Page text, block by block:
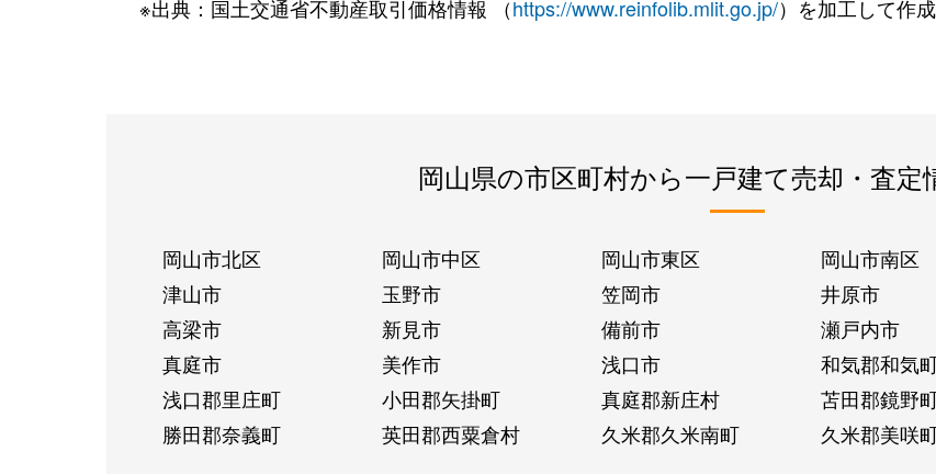
※出典：国土交通省不動産取引価格情報 （https://www.reinfolib.mlit.go.jp/）を加工して作成
岡山県の市区町村から一戸建て売却・査定
岡山市北区 岡山市中区 岡山市東区 岡山市南区
津山市
玉野市 笠岡市 井原市
高梁市
新見市 備前市 瀬戸内市
真庭市
美作市 浅口市 和気郡和気
浅口郡里庄町
小田郡矢掛町 真庭郡新庄村 苫田郡鏡野
勝田郡奈義町
英田郡西粟倉村 久米郡久米南町 久米郡美咲